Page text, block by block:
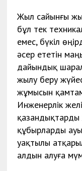
Жыл сайынғы
бұл тек
емес, бүкіл
әсер ететін
дайындық
жылу беру
жұмысын
Инженерлік
құбырларды
уақтылы
алдын алуға